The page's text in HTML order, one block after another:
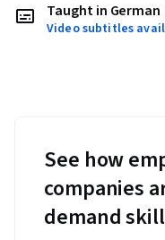
Taught in German
Video subtitles
See how
companies
demand